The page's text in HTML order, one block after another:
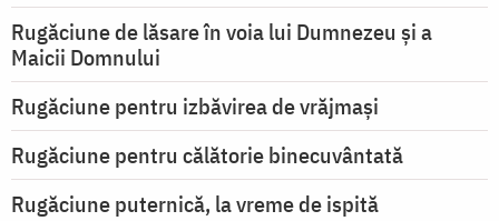
Rugăciune de lăsare în voia lui Dumnezeu şi a
Maicii Domnului
Rugăciune pentru izbăvirea de vrăjmași
Rugăciune pentru călătorie binecuvântată
Rugăciune puternică, la vreme de ispită